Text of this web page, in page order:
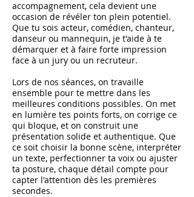
accompagnement, cela devient une
occasion de révéler ton plein potentiel.
Que tu sois acteur, comédien, chanteur,
danseur ou mannequin, je t'aide à te
démarquer et à faire forte impression
face à un jury ou un recruteur.
Lors de nos séances, on travaille
ensemble pour te mettre dans les
meilleures conditions possibles. On met
en lumière tes points forts, on corrige ce
qui bloque, et on construit une
présentation solide et authentique. Que
ce soit choisir la bonne scène, interpréter
un texte, perfectionner ta voix ou ajuster
ta posture, chaque détail compte pour
capter l'attention dès les premières
secondes.